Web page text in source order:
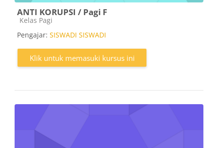
ANTI KORUPSI / Pagi F
Kategori kursus
Kelas Pagi
Pengajar: SISWADI SISWADI
Klik untuk memasuki kursus ini